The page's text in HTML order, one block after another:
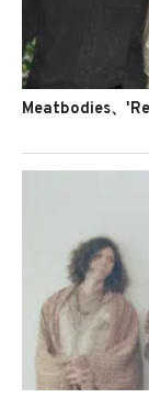
Meatbodies、